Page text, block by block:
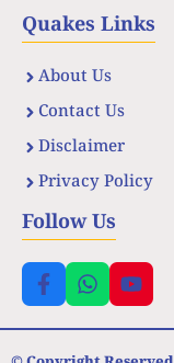
Quakes Links
About Us
Contact Us
Disclaimer
Privacy Policy
Follow Us